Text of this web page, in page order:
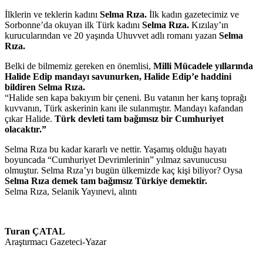
İlklerin ve teklerin kadını Selma Rıza. İlk kadın gazetecimiz ve
Sorbonne’da okuyan ilk Türk kadını Selma Rıza. Kızılay’ın
kurucularından ve 20 yaşında Uhuvvet adlı romanı yazan Selma
Rıza.
Belki de bilmemiz gereken en önemlisi, Milli Mücadele yıllarında
Halide Edip mandayı savunurken, Halide Edip’e haddini
bildiren Selma Rıza.
“Halide sen kapa bakıyım bir çeneni. Bu vatanın her karış toprağı
kuvvanın, Türk askerinin kanı ile sulanmıştır. Mandayı kafandan
çıkar Halide. Türk devleti tam bağımsız bir Cumhuriyet
olacaktır.”
Selma Rıza bu kadar kararlı ve nettir. Yaşamış olduğu hayatı
boyuncada “Cumhuriyet Devrimlerinin” yılmaz savunucusu
olmuştur. Selma Rıza’yı bugün ülkemizde kaç kişi biliyor? Oysa
Selma Rıza demek tam bağımsız Türkiye demektir.
Selma Rıza, Selanik Yayınevi, alıntı
Turan ÇATAL
Araştırmacı Gazeteci-Yazar